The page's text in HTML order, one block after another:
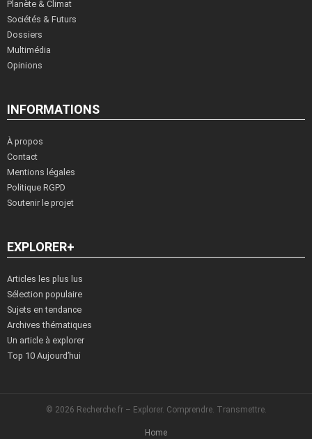
Planète & Climat
Sociétés & Futurs
Dossiers
Multimédia
Opinions
INFORMATIONS
À propos
Contact
Mentions légales
Politique RGPD
Soutenir le projet
EXPLORER+
Articles les plus lus
Sélection populaire
Sujets en tendance
Archives thématiques
Un article à explorer
Top 10 Aujourd’hui
© 2026 Recherche.fr – Explorer. Comprendre. Transmettre.
Home